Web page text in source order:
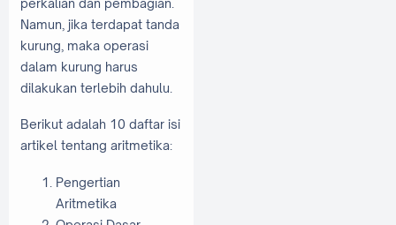
perkalian dan pembagian.
Namun, jika terdapat tanda
kurung, maka operasi
dalam kurung harus
dilakukan terlebih dahulu.
Berikut adalah 10 daftar isi
artikel tentang aritmetika:
Pengertian
Aritmetika